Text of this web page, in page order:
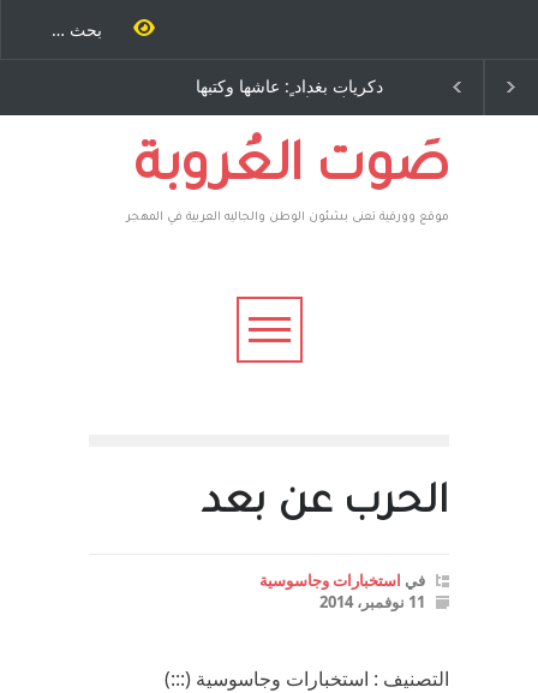
دكريات بغداد ٍ: عاشها وكتبها
:وليد رباح – نيوجرسي –
الولايات المتحدة الامريكية
طاحنة كتب
يوسف يقهر
، فأعطوه
وهم صاغرون،صَوت العُروبة
موقع وورقية تعنى بشئون الوطن والجاليه العربية في المهجر
الحرب عن بعد
في استخبارات وجاسوسية
11 نوفمبر، 2014
التصنيف : استخبارات وجاسوسية (:::)